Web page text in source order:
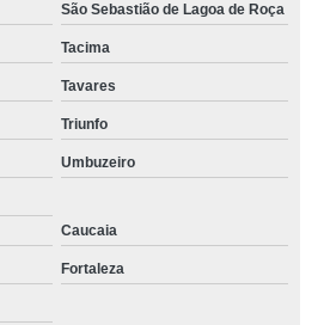
advogados orçar Gado Bravo
Baía da Traição
para advogados Gado Bravo
Aracaju
para advogados Bayeux
de advogados Camaçari
São Sebastião de Lagoa de Roça
Tacima
Tavares
Triunfo
Umbuzeiro
Caucaia
Fortaleza